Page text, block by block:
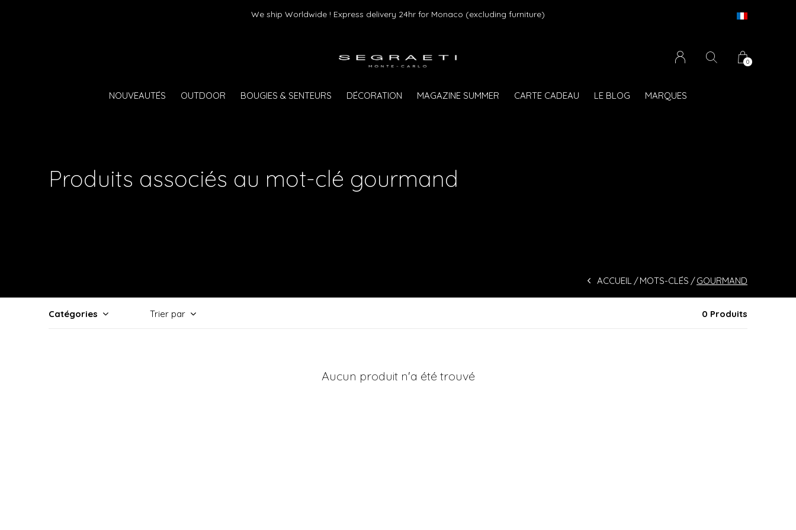
NOUVEAUTÉS OUTDOOR BOUGIES & SENTEURS DÉCORATION MAGAZINE SUMMER CARTE CADEAU LE BLOG MARQUES
0
We ship Worldwide ! Express delivery 24hr for Monaco (excluding furniture)
Produits associés au mot-clé gourmand
ACCUEIL MOTS-CLÉS GOURMAND
Catégories Trier par 0 Produits
Aucun produit n'a été trouvé